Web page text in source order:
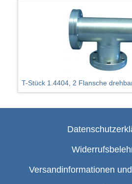
T-Stück 1.4404, 2 Flansche
Versandinformationen